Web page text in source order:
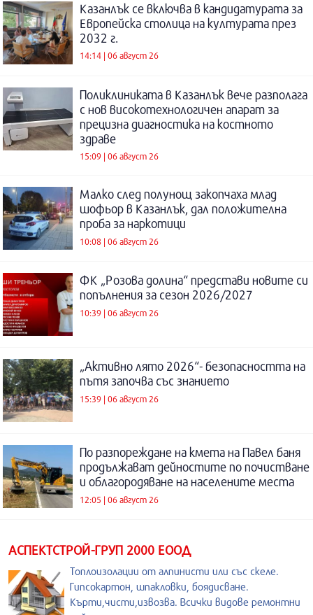
Казанлък се включва в кандидатурата за
Европейска столица на културата през
2032 г.
14:14 | 06 август 26
Поликлиниката в Казанлък вече разполага
с нов високотехнологичен апарат за
прецизна диагностика на костното
здраве
15:09 | 06 август 26
Малко след полунощ закопчаха млад
шофьор в Казанлък, дал положителна
проба за наркотици
10:08 | 06 август 26
ФК „Розова долина“ представи новите си
попълнения за сезон 2026/2027
10:39 | 06 август 26
„Активно лято 2026“- безопасността на
пътя започва със знанието
15:39 | 06 август 26
По разпореждане на кмета на Павел баня
продължават дейностите по почистване
и облагородяване на населените места
12:05 | 06 август 26
АСПЕКТСТРОЙ-ГРУП 2000 ЕООД
Топлоизолации от алпинисти или със скеле.
Гипсокартон, шпакловки, боядисване.
Кърти,чисти,извозва. Всички видове ремонтни